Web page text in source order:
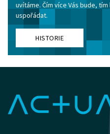
uvítáme. Čím více Vás bude,
uspořádat.
HISTORIE